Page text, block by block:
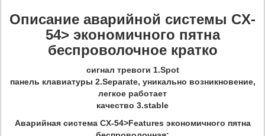
Описание аварийной системы CX-
54> экономичного пятна
беспроволочное кратко
сигнал тревоги 1.Spot
панель клавиатуры 2.Separate, уникально возникновение,
легкое работает
качество 3.stable
Аварийная система CX-54>Features экономичного пятна